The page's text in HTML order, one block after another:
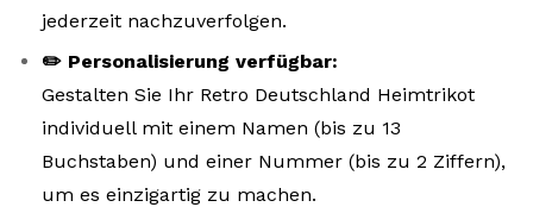
jederzeit nachzuverfolgen.
✏️ Personalisierung verfügbar:
Gestalten Sie Ihr Retro Deutschland Heimtrikot
individuell mit einem Namen (bis zu 13
Buchstaben) und einer Nummer (bis zu 2 Ziffern),
um es einzigartig zu machen.